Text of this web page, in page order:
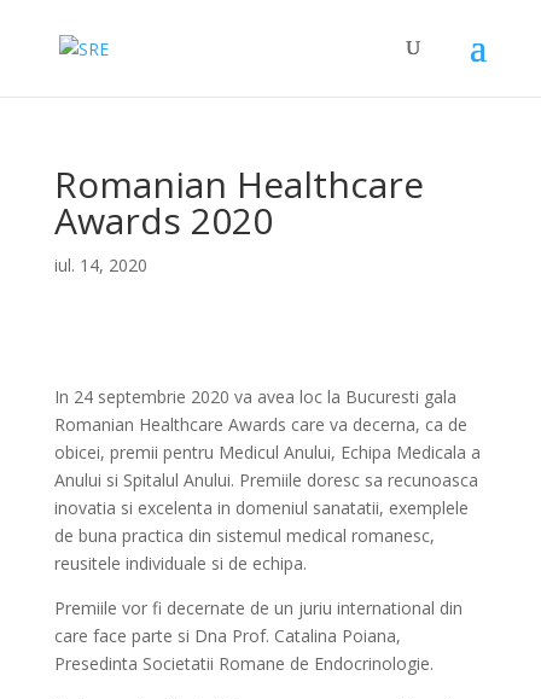
Romanian Healthcare
Awards 2020
iul. 14, 2020
In 24 septembrie 2020 va avea loc la Bucuresti gala
Romanian Healthcare Awards care va decerna, ca de
obicei, premii pentru Medicul Anului, Echipa Medicala a
Anului si Spitalul Anului. Premiile doresc sa recunoasca
inovatia si excelenta in domeniul sanatatii, exemplele
de buna practica din sistemul medical romanesc,
reusitele individuale si de echipa.
Premiile vor fi decernate de un juriu international din
care face parte si Dna Prof. Catalina Poiana,
Presedinta Societatii Romane de Endocrinologie.